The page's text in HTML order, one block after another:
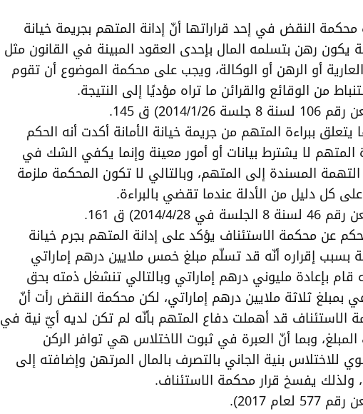
النقض في إحد قراراتها أنّ إدانة المتهم بجريمة خيانة
يكون رهن بتسلمه المال بإحدى العقود المبينة في القانون مثل
أو الرهن أو الوكالة، ويجب على محكمة الموضوع أن تقوم
من الوقائع والقرائن ما تراه مؤديًا إلى النتيجة.
جلسة 2014/1/26) ق 145.
يتعلق ببراءة المتهم من جريمة خيانة الأمانة أكدت أنه الحكم
المتهم لا يشترط بيانات أو أمور معينة وإنما يكفي الشك في
المسندة إلى المتهم، وبالتالي لا تكون المحكمة ملزمة
على كل دليل من الأدلة عندما تقضي بالبراءة.
في 2014/4/28) ق 161.
عن محكمة الاستئناف يؤكد على إدانة المتهم بجرم خيانة
بسبب إقراره أنّه قد تسلّم مبلغ خمس ملايين درهم إماراتي
قام بإعادة مليوني درهم إماراتي وبالتالي تنشغل ذمته بحق
بمبلغ ثلاثة ملايين درهم إماراتي، لكن محكمة النقض رأت أنّ
الاستئناف قد أهملت دفاع المتهم بأنّه لم تكن لديه أيّ نية في
وبما أنّ العبرة في ثبوت الاختلاس هي توافر الركن
للاختلاس بنية الجاني بالتصرف بالمال المرتهن وإضافته إلى
ولذلك يفسخ قرار محكمة الاستئناف.
لعام 2017).